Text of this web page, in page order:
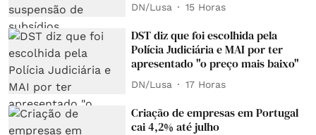
DN/Lusa 15 Horas
DST diz que foi escolhida pela
Polícia Judiciária e MAI por ter
apresentado "o preço mais baixo"
DN/Lusa 17 Horas
Criação de empresas em Portugal
cai 4,2% até julho